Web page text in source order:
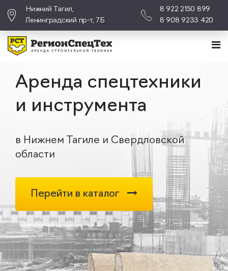
Нижний Тагил,
Ленинградский пр-т, 7Б
8 922 2150 899
8 908 9233 420
Аренда спецтехники
и инструмента
в Нижнем Тагиле и Свердловской
области
Перейти в каталог